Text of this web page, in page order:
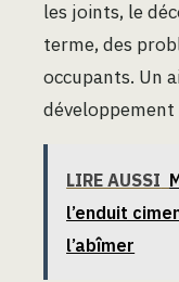
les joints, le
terme, des
occupants. Un
développement
LIRE AUSSI
l’enduit
l’abîmer